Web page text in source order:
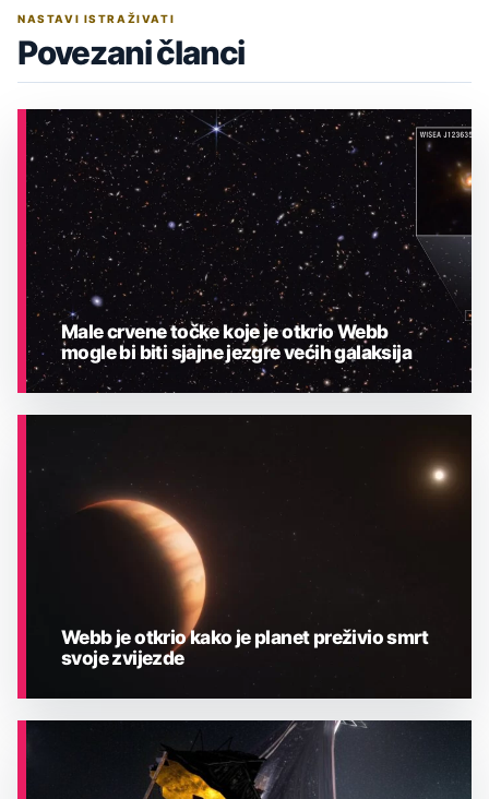
NASTAVI ISTRAŽIVATI
Povezani članci
Male crvene točke koje je otkrio Webb
mogle bi biti sjajne jezgre većih galaksija
ASTRONOMIJA
Webb je otkrio kako je planet preživio smrt
svoje zvijezde